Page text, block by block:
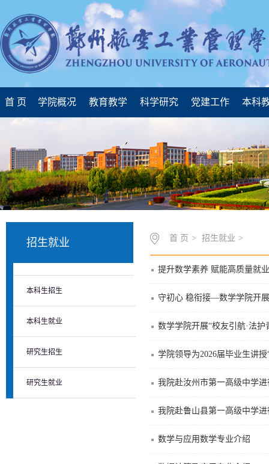
首 页 学院概况 教育教学 科学研究 党建工作 本科
招生就业
本科生招生
本科生就业
研究生招生
研究生就业
首 页 > 招生就业 >
提升数学素养 赋能高质量就
守初心 稳衔接—数学学院开
数学学院开展“校友引航·法
学院领导为2026届毕业生讲授
我院赴汝州市第一高级中学
我院赴鲁山县第一高级中学
数学与应用数学专业介绍